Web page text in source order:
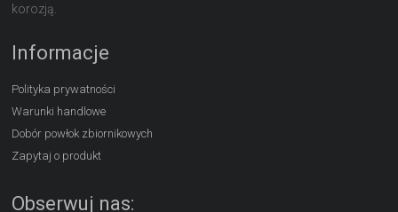
korozją.
Informacje
Polityka prywatności
Warunki handlowe
Dobór powłok zbiornikowych
Zapytaj o produkt
Obserwuj nas: